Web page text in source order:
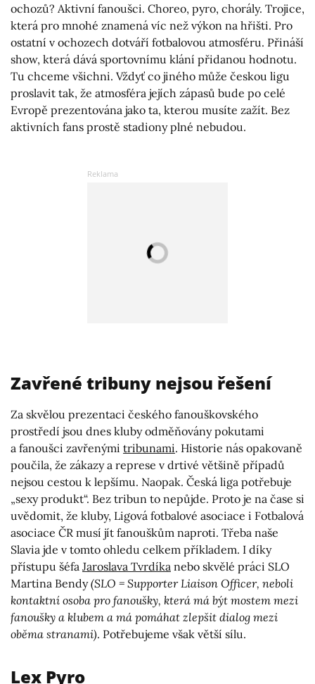
ochozů? Aktivní fanoušci. Choreo, pyro, chorály. Trojice,
která pro mnohé znamená víc než výkon na hřišti. Pro
ostatní v ochozech dotváří fotbalovou atmosféru. Přináší
show, která dává sportovnímu klání přidanou hodnotu.
Tu chceme všichni. Vždyť co jiného může českou ligu
proslavit tak, že atmosféra jejích zápasů bude po celé
Evropě prezentována jako ta, kterou musíte zažít. Bez
aktivních fans prostě stadiony plné nebudou.
Zavřené tribuny nejsou řešení
Za skvělou prezentaci českého fanouškovského
prostředí jsou dnes kluby odměňovány pokutami
a fanoušci zavřenými tribunami. Historie nás opakovaně
poučila, že zákazy a represe v drtivé většině případů
nejsou cestou k lepšímu. Naopak. Česká liga potřebuje
„sexy produkt“. Bez tribun to nepůjde. Proto je na čase si
uvědomit, že kluby, Ligová fotbalové asociace i Fotbalová
asociace ČR musí jít fanouškům naproti. Třeba naše
Slavia jde v tomto ohledu celkem příkladem. I díky
přístupu šéfa Jaroslava Tvrdíka nebo skvělé práci SLO
Martina Bendy(SLO = Supporter Liaison Officer, neboli
kontaktní osoba pro fanoušky, která má být mostem mezi
fanoušky a klubem a má pomáhat zlepšit dialog mezi
oběma stranami). Potřebujeme však větší sílu.
Lex Pyro